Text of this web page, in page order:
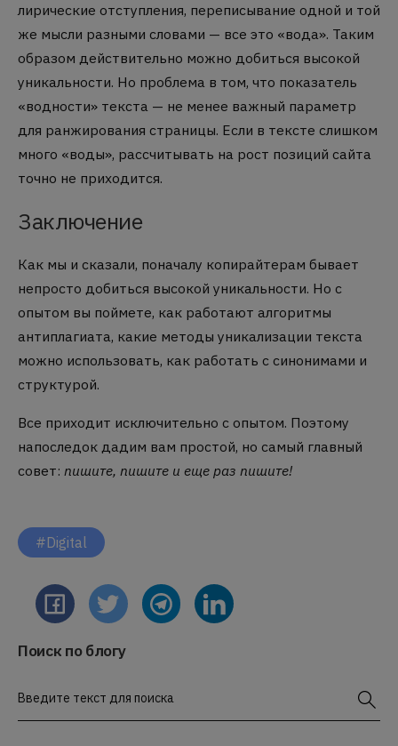
лирические отступления, переписывание одной и той
же мысли разными словами — все это «вода». Таким
образом действительно можно добиться высокой
уникальности. Но проблема в том, что показатель
«водности» текста — не менее важный параметр
для ранжирования страницы. Если в тексте слишком
много «воды», рассчитывать на рост позиций сайта
точно не приходится.
Заключение
Как мы и сказали, поначалу копирайтерам бывает
непросто добиться высокой уникальности. Но с
опытом вы поймете, как работают алгоритмы
антиплагиата, какие методы уникализации текста
можно использовать, как работать с синонимами и
структурой.
Все приходит исключительно с опытом. Поэтому
напоследок дадим вам простой, но самый главный
совет: пишите, пишите и еще раз пишите!
#Digital
Поиск по блогу
Введите текст для поиска